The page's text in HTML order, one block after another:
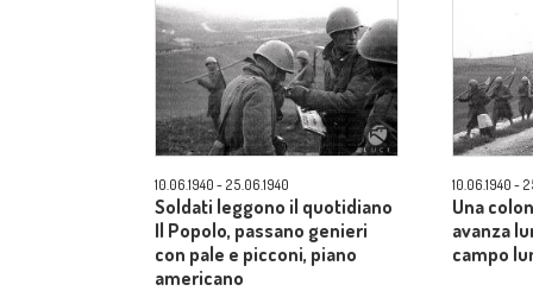
10.06.1940 - 25.06.1940
Soldati leggono il quotidiano
Il Popolo, passano genieri
con pale e picconi, piano
americano
10.06.1940 -
Una
avanza
campo